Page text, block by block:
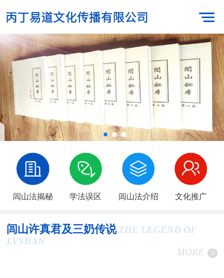
闾山法揭秘 学法误区 闾山法介绍 文化推广
闾山许真君及三奶传说 THE LEGEND OF
LVSHAN
MORE